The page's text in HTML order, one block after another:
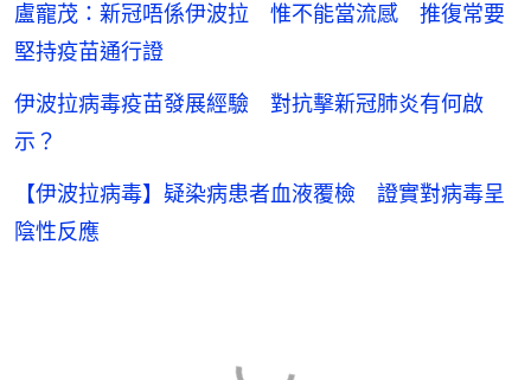
盧寵茂：新冠唔係伊波拉 惟不能當流感 推復常要
堅持疫苗通行證
伊波拉病毒疫苗發展經驗 對抗擊新冠肺炎有何啟
示？
【伊波拉病毒】疑染病患者血液覆檢 證實對病毒呈
陰性反應